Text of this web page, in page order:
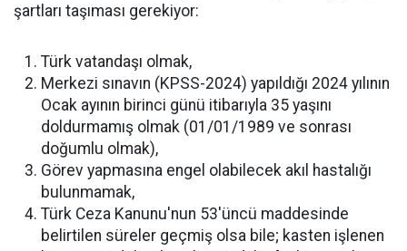
şartları taşıması gerekiyor:
Türk vatandaşı olmak,
Merkezi sınavın (KPSS-2024) yapıldığı 2024 yılının
Ocak ayının birinci günü itibarıyla 35 yaşını
doldurmamış olmak (01/01/1989 ve sonrası
doğumlu olmak),
Görev yapmasına engel olabilecek akıl hastalığı
bulunmamak,
Türk Ceza Kanunu'nun 53'üncü maddesinde
belirtilen süreler geçmiş olsa bile; kasten işlenen